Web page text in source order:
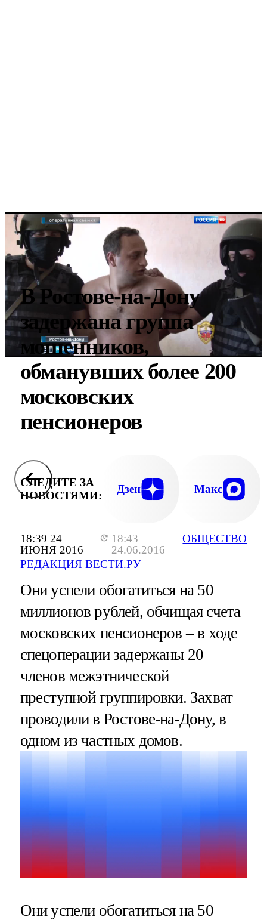
18:39 24
ИЮНЯ 2016
18:43
24.06.2016
РЕДАКЦИЯ ВЕСТИ.РУ
ОБЩЕСТВО
В Ростове-на-Дону
задержана группа
мошенников,
обманувших более 200
московских
пенсионеров
СЛЕДИТЕ ЗА
НОВОСТЯМИ:
Дзен Макс
Они успели обогатиться на 50
миллионов рублей, обчищая счета
московских пенсионеров – в ходе
спецоперации задержаны 20
членов межэтнической
преступной группировки. Захват
проводили в Ростове-на-Дону, в
одном из частных домов.
Они успели обогатиться на 50